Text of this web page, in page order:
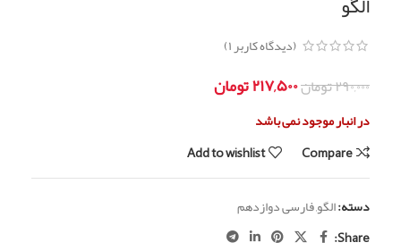
(دیدگاه کاربر۱)
۲۹۰,۰۰۰تومان۲۱۷,۵۰۰تومان
در انبار موجود نمی باشد
Compare
Add to wishlist
دسته:الگو,فارسی دوازدهم
Share: